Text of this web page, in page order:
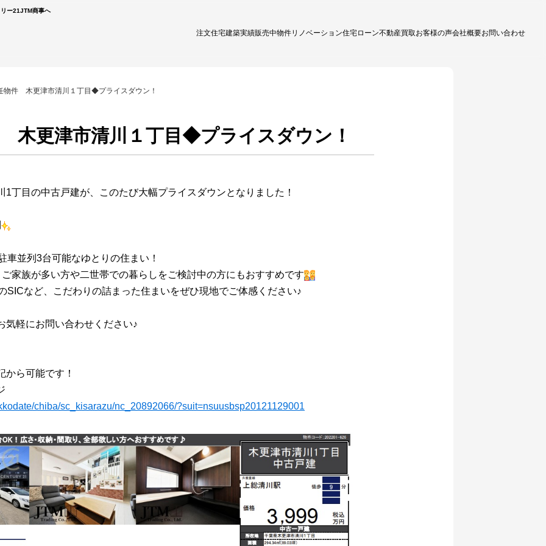
ー21JTM商事へ
注文住宅建築実績販売中物件リノベーション住宅ローン不動産買取お客様の声会社概要お問い合わせ
件 木更津市清川１丁目◆プライスダウン！
更津市清川１丁目◆プライスダウン！
丁目の中古戸建が、このたび大幅プライスダウンとなりました！
車並列3台可能なゆとりの住まい！
家族が多い方や二世帯での暮らしをご検討中の方にもおすすめです
SICなど、こだわりの詰まった住まいをぜひ現地でご体感ください♪
気軽にお問い合わせください♪
から可能です！
chiba/sc_kisarazu/nc_20892066/?suit=nsuusbsp20121129001